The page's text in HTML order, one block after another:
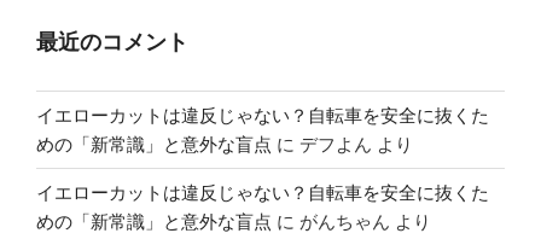
最近のコメント
イエローカットは違反じゃない？自転車を安全に抜くた
めの「新常識」と意外な盲点 に デフよん より
イエローカットは違反じゃない？自転車を安全に抜くた
めの「新常識」と意外な盲点 に がんちゃん より